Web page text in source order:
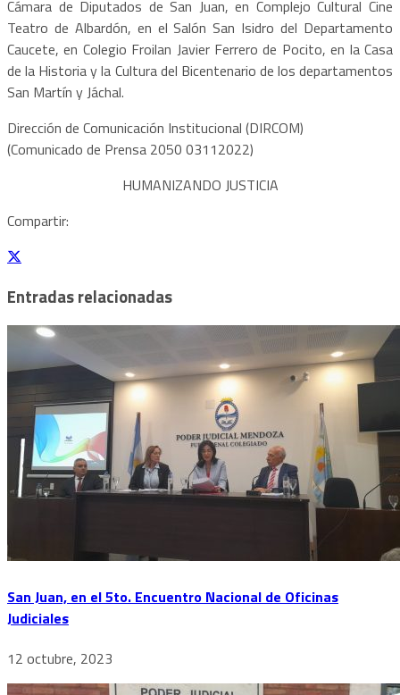
Cámara de Diputados de San Juan, en Complejo Cultural Cine
Teatro de Albardón, en el Salón San Isidro del Departamento
Caucete, en Colegio Froilan Javier Ferrero de Pocito, en la Casa
de la Historia y la Cultura del Bicentenario de los departamentos
San Martín y Jáchal.
Dirección de Comunicación Institucional (DIRCOM)
(Comunicado de Prensa 2050 03112022)
HUMANIZANDO JUSTICIA
Compartir:
Entradas relacionadas
San Juan, en el 5to. Encuentro Nacional de Oficinas
Judiciales
12 octubre, 2023